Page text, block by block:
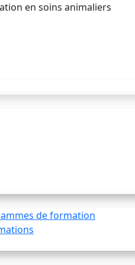
en soins animaliers
de formation